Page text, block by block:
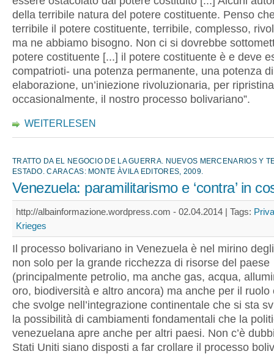
della terribile natura del potere costituente. Penso
terribile il potere costituente, terribile, complesso,
ma ne abbiamo bisogno. Non ci si dovrebbe
potere costituente [...] il potere costituente è e deve
compatrioti- una potenza permanente, una potenza di
elaborazione, un’iniezione rivoluzionaria, per
occasionalmente, il nostro processo bolivariano”.
WEITERLESEN
TRATTO DA EL NEGOCIO DE LA GUERRA. NUEVOS MERCENARIOS Y
ESTADO. CARACAS: MONTE ÀVILA EDITORES, 2009.
Venezuela: paramilitarismo e ‘contra’ in
http://albainformazione.wordpress.com - 02.04.2014 | Tags:
Krieges
Il processo bolivariano in Venezuela è nel mirino
non solo per la grande ricchezza di risorse del paese
(principalmente petrolio, ma anche gas, acqua,
oro, biodiversità e altro ancora) ma anche per il ruolo
che svolge nell’integrazione continentale che si sta
la possibilità di cambiamenti fondamentali che la
venezuelana apre anche per altri paesi. Non c’è
Stati Uniti siano disposti a far crollare il processo